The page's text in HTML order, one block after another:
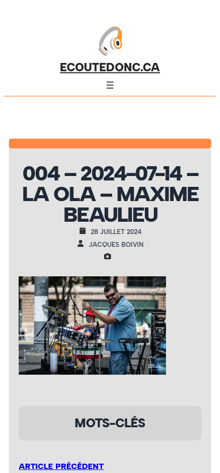
ECOUTEDONC.CA
004 – 2024-07-14 –
LA OLA – MAXIME
BEAULIEU
28 JUILLET 2024
JACQUES BOIVIN
MOTS-CLÉS
ARTICLE PRÉCÉDENT